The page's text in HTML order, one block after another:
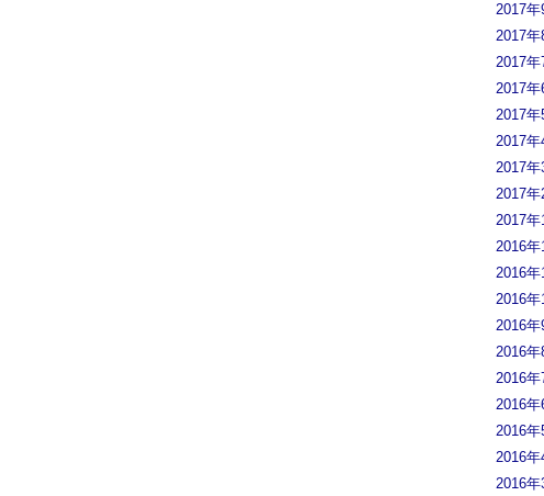
2017
2017
2017
2017
2017
2017
2017
2017
2017
2016
2016
2016
2016
2016
2016
2016
2016
2016
2016